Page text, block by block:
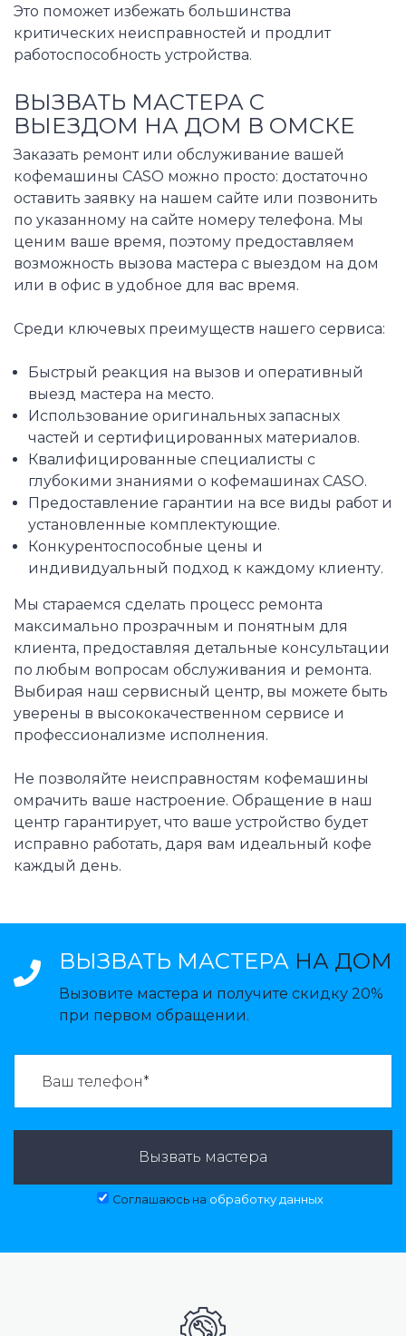
Это поможет избежать большинства
критических неисправностей и продлит
работоспособность устройства.
ВЫЗВАТЬ МАСТЕРА С
ВЫЕЗДОМ НА ДОМ В ОМСКЕ
Заказать ремонт или обслуживание вашей
кофемашины CASO можно просто: достаточно
оставить заявку на нашем сайте или позвонить
по указанному на сайте номеру телефона. Мы
ценим ваше время, поэтому предоставляем
возможность вызова мастера с выездом на дом
или в офис в удобное для вас время.
Среди ключевых преимуществ нашего сервиса:
Быстрый реакция на вызов и оперативный
выезд мастера на место.
Использование оригинальных запасных
частей и сертифицированных материалов.
Квалифицированные специалисты с
глубокими знаниями о кофемашинах CASO.
Предоставление гарантии на все виды работ и
установленные комплектующие.
Конкурентоспособные цены и
индивидуальный подход к каждому клиенту.
Мы стараемся сделать процесс ремонта
максимально прозрачным и понятным для
клиента, предоставляя детальные консультации
по любым вопросам обслуживания и ремонта.
Выбирая наш сервисный центр, вы можете быть
уверены в высококачественном сервисе и
профессионализме исполнения.
Не позволяйте неисправностям кофемашины
омрачить ваше настроение. Обращение в наш
центр гарантирует, что ваше устройство будет
исправно работать, даря вам идеальный кофе
каждый день.
ВЫЗВАТЬ МАСТЕРА НА ДОМ
Вызовите мастера и получите скидку 20%
при первом обращении.
Вызвать мастера
Соглашаюсь на обработку данных